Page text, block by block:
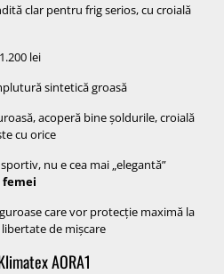
clar pentru frig serios, cu croială
lei
sintetică groasă
acoperă bine șoldurile, croială
cu orice
nu e cea mai „elegantă”
femei
care vor protecție maximă la
de mișcare
AORA1